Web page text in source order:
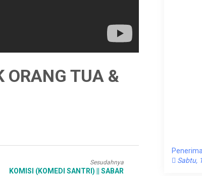
ORANG TUA &
Sesudahnya
KOMISI (KOMEDI SANTRI) || SABAR
Sabtu,